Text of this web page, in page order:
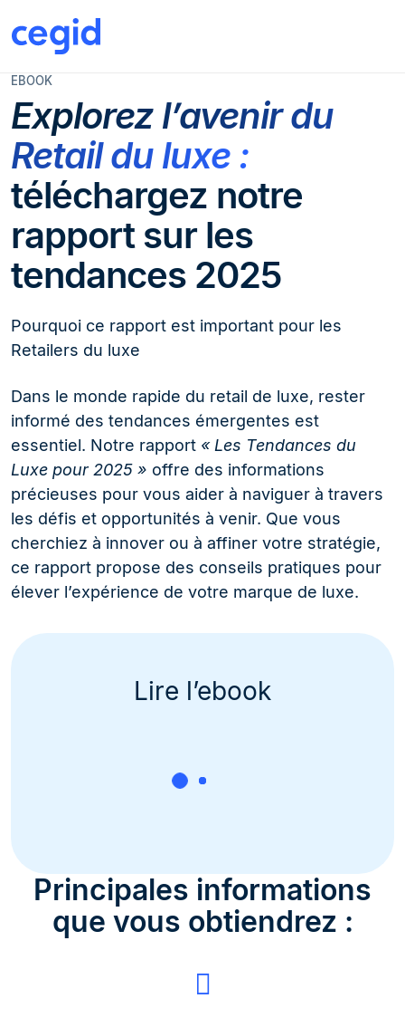
EBOOK
Explorez l’avenir du
Retail du luxe :
téléchargez notre
rapport sur les
tendances 2025
Pourquoi ce rapport est important pour les
Retailers du luxe
Dans le monde rapide du retail de luxe, rester
informé des tendances émergentes est
essentiel. Notre rapport « Les Tendances du
Luxe pour 2025 » offre des informations
précieuses pour vous aider à naviguer à travers
les défis et opportunités à venir. Que vous
cherchiez à innover ou à affiner votre stratégie,
ce rapport propose des conseils pratiques pour
élever l’expérience de votre marque de luxe.
Lire l’ebook
Principales informations
que vous obtiendrez :